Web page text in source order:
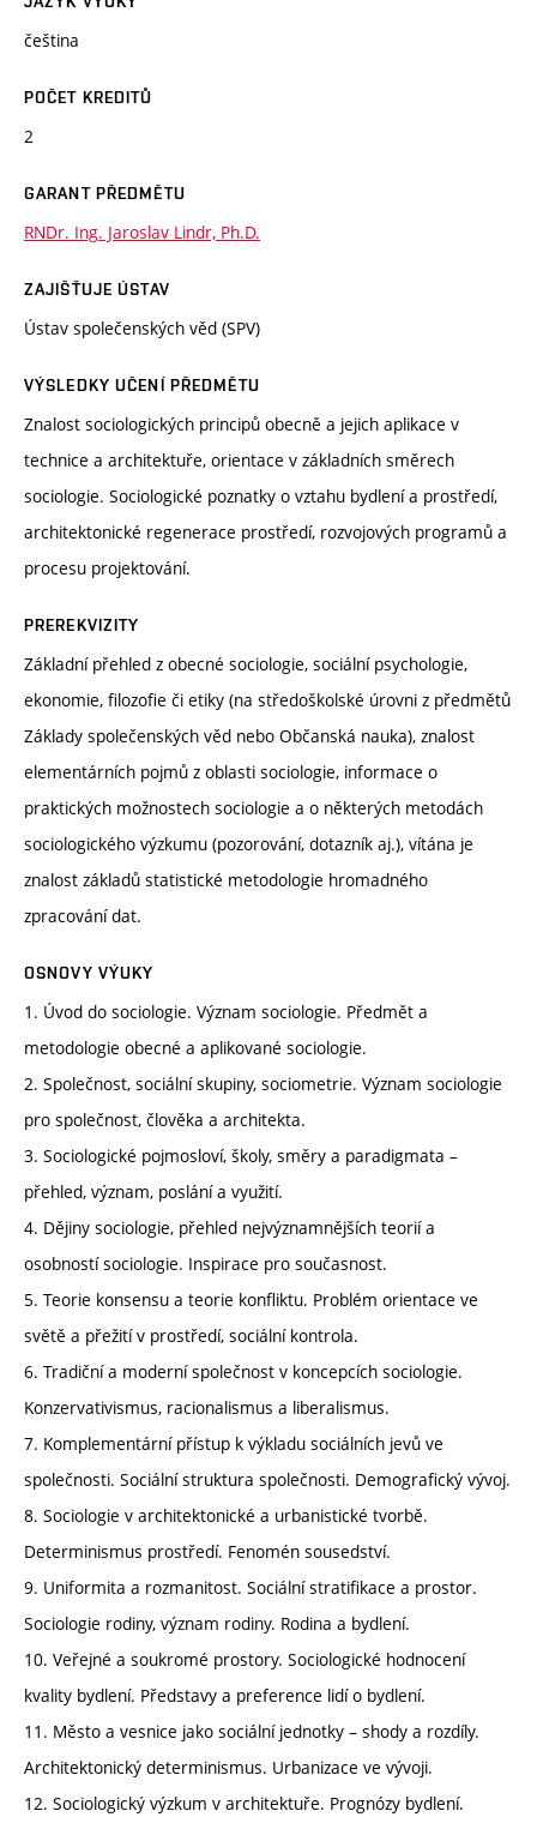
čeština
POČET KREDITŮ
2
GARANT PŘEDMĚTU
RNDr. Ing. Jaroslav Lindr, Ph.D.
ZAJIŠŤUJE ÚSTAV
Ústav společenských věd (SPV)
VÝSLEDKY UČENÍ PŘEDMĚTU
Znalost sociologických principů obecně a jejich aplikace v
technice a architektuře, orientace v základních směrech
sociologie. Sociologické poznatky o vztahu bydlení a prostředí,
architektonické regenerace prostředí, rozvojových programů a
procesu projektování.
PREREKVIZITY
Základní přehled z obecné sociologie, sociální psychologie,
ekonomie, filozofie či etiky (na středoškolské úrovni z předmětů
Základy společenských věd nebo Občanská nauka), znalost
elementárních pojmů z oblasti sociologie, informace o
praktických možnostech sociologie a o některých metodách
sociologického výzkumu (pozorování, dotazník aj.), vítána je
znalost základů statistické metodologie hromadného
zpracování dat.
OSNOVY VÝUKY
1. Úvod do sociologie. Význam sociologie. Předmět a
metodologie obecné a aplikované sociologie.
2. Společnost, sociální skupiny, sociometrie. Význam sociologie
pro společnost, člověka a architekta.
3. Sociologické pojmosloví, školy, směry a paradigmata –
přehled, význam, poslání a využití.
4. Dějiny sociologie, přehled nejvýznamnějších teorií a
osobností sociologie. Inspirace pro současnost.
5. Teorie konsensu a teorie konfliktu. Problém orientace ve
světě a přežití v prostředí, sociální kontrola.
6. Tradiční a moderní společnost v koncepcích sociologie.
Konzervativismus, racionalismus a liberalismus.
7. Komplementární přístup k výkladu sociálních jevů ve
společnosti. Sociální struktura společnosti. Demografický vývoj.
8. Sociologie v architektonické a urbanistické tvorbě.
Determinismus prostředí. Fenomén sousedství.
9. Uniformita a rozmanitost. Sociální stratifikace a prostor.
Sociologie rodiny, význam rodiny. Rodina a bydlení.
10. Veřejné a soukromé prostory. Sociologické hodnocení
kvality bydlení. Představy a preference lidí o bydlení.
11. Město a vesnice jako sociální jednotky – shody a rozdíly.
Architektonický determinismus. Urbanizace ve vývoji.
12. Sociologický výzkum v architektuře. Prognózy bydlení.